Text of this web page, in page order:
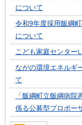
について
令和9年度採用飯綱
について
こども家庭センター
ながの環境エネルギ
て
「飯綱町立飯綱病
係る公募型プロポー